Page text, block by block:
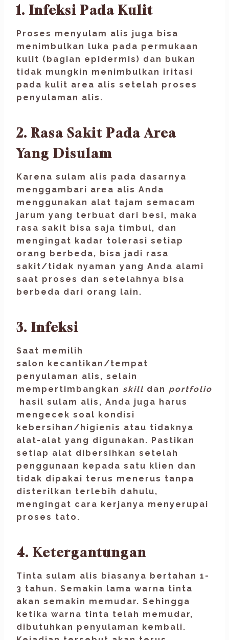
1. Infeksi Pada Kulit
Proses menyulam alis juga bisa
menimbulkan luka pada permukaan
kulit (bagian epidermis) dan bukan
tidak mungkin menimbulkan iritasi
pada kulit area alis setelah proses
penyulaman alis.
2. Rasa Sakit Pada Area
Yang Disulam
Karena sulam alis pada dasarnya
menggambari area alis Anda
menggunakan alat tajam semacam
jarum yang terbuat dari besi, maka
rasa sakit bisa saja timbul, dan
mengingat kadar tolerasi setiap
orang berbeda, bisa jadi rasa
sakit/tidak nyaman yang Anda alami
saat proses dan setelahnya bisa
berbeda dari orang lain.
3. Infeksi
Saat memilih
salon kecantikan/tempat
penyulaman alis, selain
mempertimbangkan skill dan portfolio
hasil sulam alis, Anda juga harus
mengecek soal kondisi
kebersihan/higienis atau tidaknya
alat-alat yang digunakan. Pastikan
setiap alat dibersihkan setelah
penggunaan kepada satu klien dan
tidak dipakai terus menerus tanpa
disterilkan terlebih dahulu,
mengingat cara kerjanya menyerupai
proses tato.
4. Ketergantungan
Tinta sulam alis biasanya bertahan 1-
3 tahun. Semakin lama warna tinta
akan semakin memudar. Sehingga
ketika warna tinta telah memudar,
dibutuhkan penyulaman kembali.